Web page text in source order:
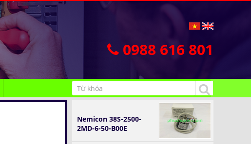
0988 616 801
Nemicon 38S-2500-
2MD-6-50-B00E